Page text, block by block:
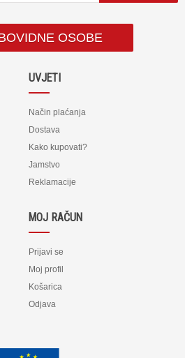
OSOBE
UVJETI
Način plaćanja
Dostava
Kako kupovati?
Jamstvo
Reklamacije
MOJ RAČUN
Prijavi se
Moj profil
Košarica
Odjava